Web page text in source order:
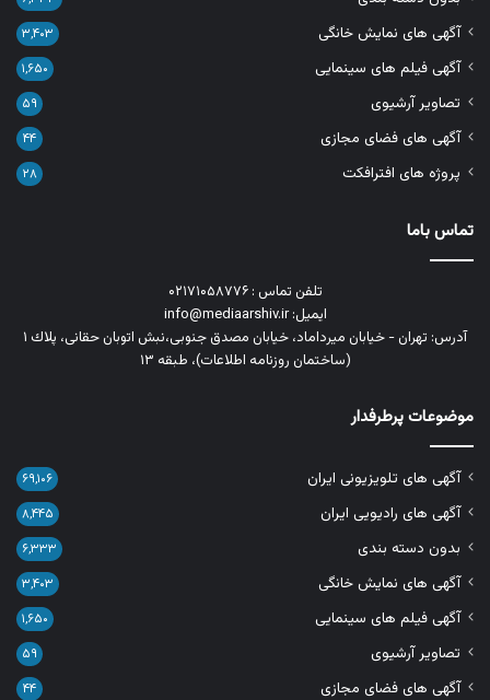
آگهی های نمایش خانگی ۳,۴۰۳
آگهی فیلم های سینمایی ۱,۶۵۰
تصاویر آرشیوی ۵۹
آگهی های فضای مجازی ۴۴
پروژه های افترافکت ۲۸
تماس باما
تلفن تماس : ۰۲۱۷۱۰۵۸۷۷۶
ایمیل: info@mediaarshiv.ir
آدرس: تهران - خیابان میرداماد، خیابان مصدق جنوبی،نبش اتوبان حقانی، پلاك ١
(ساختمان روزنامه اطلاعات)، طبقه ۱۳
موضوعات پرطرفدار
آگهی های تلویزیونی ایران ۶۹,۱۰۶
آگهی های رادیویی ایران ۸,۴۴۵
بدون دسته بندی ۶,۳۳۳
آگهی های نمایش خانگی ۳,۴۰۳
آگهی فیلم های سینمایی ۱,۶۵۰
تصاویر آرشیوی ۵۹
آگهی های فضای مجازی ۴۴